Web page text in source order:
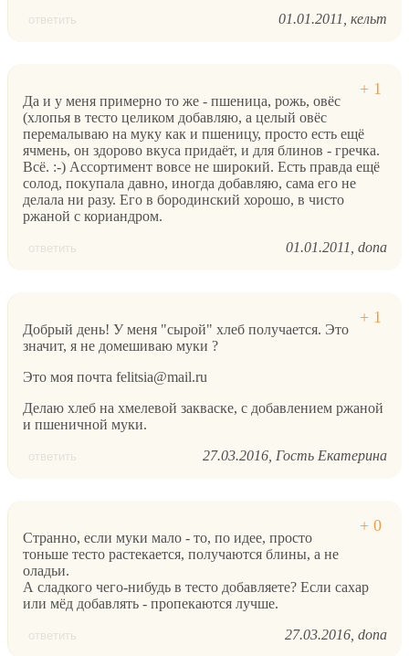
ответить 01.01.2011 кельт
Да и у меня примерно то же - пшеница, рожь, овёс
(хлопья в тесто целиком добавляю, а целый овёс
перемалываю на муку как и пшеницу, просто есть ещё
ячмень, он здорово вкуса придаёт, и для блинов - гречка.
Всё. :-) Ассортимент вовсе не широкий. Есть правда ещё
солод, покупала давно, иногда добавляю, сама его не
делала ни разу. Его в бородинский хорошо, в чисто
ржаной с кориандром.
ответить 01.01.2011 dona
Добрый день! У меня "сырой" хлеб получается. Это
значит, я не домешиваю муки ?
Это моя почта felitsia@mail.ru
Делаю хлеб на хмелевой закваске, с добавлением ржаной
и пшеничной муки.
ответить 27.03.2016 Гость Екатерина
Странно, если муки мало - то, по идее, просто
тоньше тесто растекается, получаются блины, а не
оладьи.
А сладкого чего-нибудь в тесто добавляете? Если сахар
или мёд добавлять - пропекаются лучше.
ответить 27.03.2016 dona